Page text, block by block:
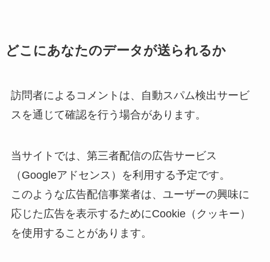
どこにあなたのデータが送られるか
訪問者によるコメントは、自動スパム検出サービ
スを通じて確認を行う場合があります。
当サイトでは、第三者配信の広告サービス
（Googleアドセンス）を利用する予定です。
このような広告配信事業者は、ユーザーの興味に
応じた広告を表示するためにCookie（クッキー）
を使用することがあります。